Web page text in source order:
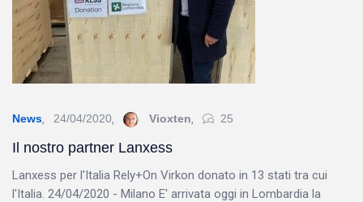
News 24/04/2020 Vioxten 25
Il nostro partner Lanxess
Lanxess per l'Italia Rely+On Virkon donato in 13 stati tra cui
l'Italia. 24/04/2020 - Milano E' arrivata oggi in Lombardia la